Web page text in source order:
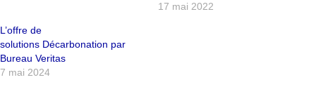
17 mai 2022
L’offre de
solutions Décarbonation par
Bureau Veritas
7 mai 2024